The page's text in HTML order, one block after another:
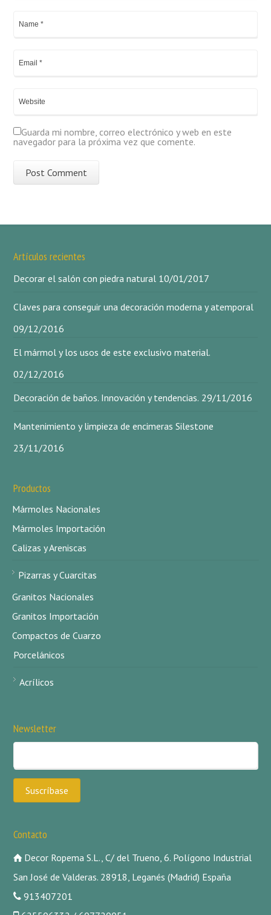
Guarda mi nombre, correo electrónico y web en este
navegador para la próxima vez que comente.
Artículos recientes
Decorar el salón con piedra natural 10/01/2017
Claves para conseguir una decoración moderna y atemporal
09/12/2016
El mármol y los usos de este exclusivo material.
02/12/2016
Decoración de baños. Innovación y tendencias. 29/11/2016
Mantenimiento y limpieza de encimeras Silestone
23/11/2016
Productos
Mármoles Nacionales
Mármoles Importación
Calizas y Areniscas
Pizarras y Cuarcitas
Granitos Nacionales
Granitos Importación
Compactos de Cuarzo
Porcelánicos
Acrílicos
Newsletter
Contacto
Decor Ropema S.L., C/ del Trueno, 6. Polígono Industrial
San José de Valderas. 28918, Leganés (Madrid) España
913407201